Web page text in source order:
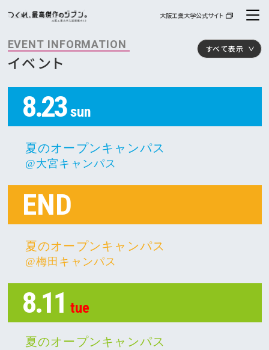
大阪工業大学公式サイト
EVENT INFORMATION
イベント
すべて表示
8.23sun
夏のオープンキャンパス
@大宮キャンパス
END
夏のオープンキャンパス
@梅田キャンパス
8.11 tue
夏のオープンキャンパス
資料請求
高校教員などのみなさまへ
イベント
入試情報
学部・学科紹介
大学院入試